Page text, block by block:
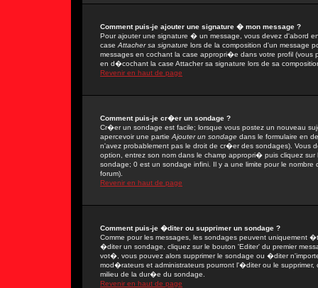
Comment puis-je ajouter une signature � mon message ?
Pour ajouter une signature � un message, vous devez d'abord
case Attacher sa signature lors de la composition d'un message
messages en cochant la case appropri�e dans votre profil
en d�cochant la case Attacher sa signature lors de sa
Revenir en haut de page
Comment puis-je cr�er un sondage ?
Cr�er un sondage est facile; lorsque vous postez un nouveau
apercevoir une partie Ajouter un sondage dans le formulaire en
n'avez probablement pas le droit de cr�er des sondages). Vous
option, entrez son nom dans le champ appropri� puis cliquez
sondage; 0 est un sondage infini. Il y a une limite pour le
forum).
Revenir en haut de page
Comment puis-je �diter ou supprimer un sondage ?
Comme pour les messages, les sondages peuvent
�diter un sondage, cliquez sur le bouton 'Editer' du premier
vot�, vous pouvez alors supprimer le sondage ou �diter
mod�rateurs et administrateurs pourront l'�diter ou le
milieu de la dur�e du sondage.
Revenir en haut de page